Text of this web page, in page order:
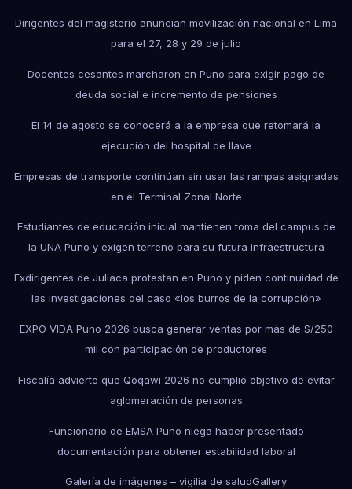
Dirigentes del magisterio anuncian movilización nacional en Lima
para el 27, 28 y 29 de julio
Docentes cesantes marcharon en Puno para exigir pago de
deuda social e incremento de pensiones
El 14 de agosto se conocerá a la empresa que retomará la
ejecución del hospital de Ilave
Empresas de transporte continúan sin usar las rampas asignadas
en el Terminal Zonal Norte
Estudiantes de educación inicial mantienen toma del campus de
la UNA Puno y exigen terreno para su futura infraestructura
Exdirigentes de Juliaca protestan en Puno y piden continuidad de
las investigaciones del caso «los burros de la corrupción»
EXPO VIDA Puno 2026 busca generar ventas por más de S/250
mil con participación de productores
Fiscalía advierte que Qoqawi 2026 no cumplió objetivo de evitar
aglomeración de personas
Funcionario de EMSA Puno niega haber presentado
documentación para obtener estabilidad laboral
Galería de imágenes – vigilia de saludGallery